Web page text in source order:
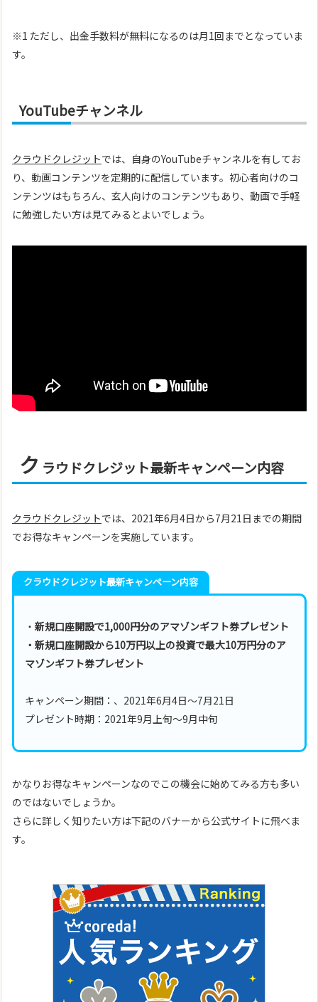
※1 ただし、出金手数料が無料になるのは月1回までとなっていま
す。
YouTubeチャンネル
クラウドクレジットでは、自身のYouTubeチャンネルを有してお
り、動画コンテンツを定期的に配信しています。初心者向けのコ
ンテンツはもちろん、玄人向けのコンテンツもあり、動画で手軽
に勉強したい方は見てみるとよいでしょう。
ク ラウドクレジット最新キャンペーン内容
クラウドクレジットでは、2021年6月4日から7月21日までの期間
でお得なキャンペーンを実施しています。
クラウドクレジット最新キャンペーン内容
・ 新規口座開設で1,000円分のアマゾンギフト券プレゼント
・新規口座開設から10万円以上の投資で最大10万円分のア
マゾンギフト券プレゼント
キャンペーン期間：、2021年6月4日～7月21日
プレゼント時期：2021年9月上旬〜9月中旬
かなりお得なキャンペーンなのでこの機会に始めてみる方も多い
のではないでしょうか。
さらに詳しく知りたい方は下記のバナーから公式サイトに飛べま
す。